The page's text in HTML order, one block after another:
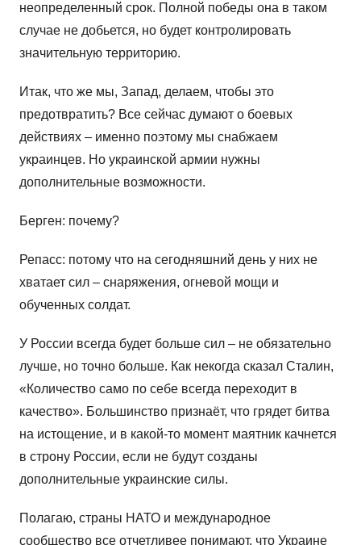
неопределенный срок. Полной победы она в таком
случае не добьется, но будет контролировать
значительную территорию.
Итак, что же мы, Запад, делаем, чтобы это
предотвратить? Все сейчас думают о боевых
действиях – именно поэтому мы снабжаем
украинцев. Но украинской армии нужны
дополнительные возможности.
Берген: почему?
Репасс: потому что на сегодняшний день у них не
хватает сил – снаряжения, огневой мощи и
обученных солдат.
У России всегда будет больше сил – не обязательно
лучше, но точно больше. Как некогда сказал Сталин,
«Количество само по себе всегда переходит в
качество». Большинство признаёт, что грядет битва
на истощение, и в какой-то момент маятник качнется
в строну России, если не будут созданы
дополнительные украинские силы.
Полагаю, страны НАТО и международное
сообщество все отчетливее понимают, что Украине